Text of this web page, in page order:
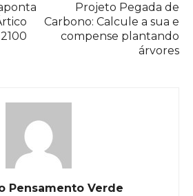
Projeto Pegada de
Carbono: Calcule a sua e
compense plantando
árvores
Pensamento Verde